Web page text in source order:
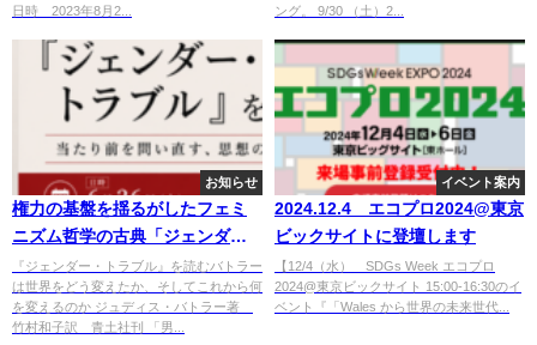
日時 2023年8月2...
ング。 9/30 （土）2...
お知らせ
権力の基盤を揺るがしたフェミ
ニズム哲学の古典「ジェンダ
ー・トラブル」を読む～バトラ
ーは世界をどう変えたか、そし
てこれから何を変えていくのか
『ジェンダー・トラブル』を読むバトラー
は世界をどう変えたか、そしてこれから何
を変えるのか ジュディス・バトラー著
竹村和子訳 青土社刊 「男...
イベント案内
2024.12.4 エコプロ2024@東京
ビックサイトに登壇します
【12/4（水） SDGs Week エコプロ
2024@東京ビックサイト 15:00-16:30のイ
ベント『「Wales から世界の未来世代...